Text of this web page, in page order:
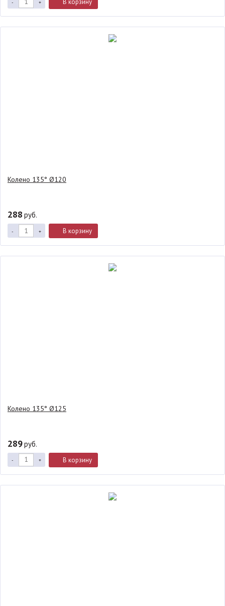
- + В корзину
Колено 135° Ø120
288 руб.
- + В корзину
Колено 135° Ø125
289руб.
- + В корзину